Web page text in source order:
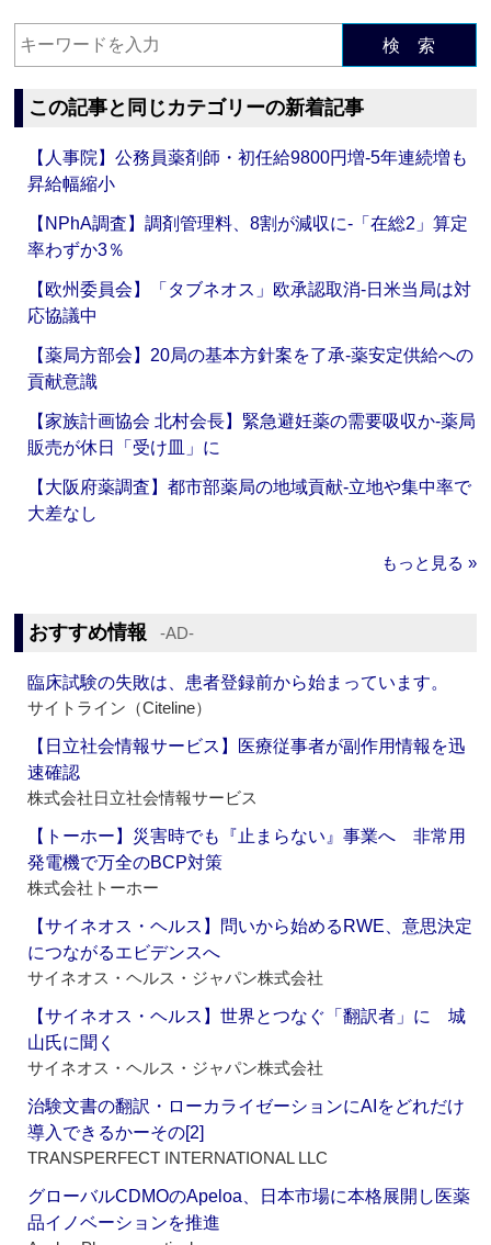
検 索
この記事と同じカテゴリーの新着記事
【人事院】公務員薬剤師・初任給9800円増‐5年連続増も
昇給幅縮小
【NPhA調査】調剤管理料、8割が減収に‐「在総2」算定
率わずか3％
【欧州委員会】「タブネオス」欧承認取消‐日米当局は対
応協議中
【薬局方部会】20局の基本方針案を了承‐薬安定供給への
貢献意識
【家族計画協会 北村会長】緊急避妊薬の需要吸収か‐薬局
販売が休日「受け皿」に
【大阪府薬調査】都市部薬局の地域貢献‐立地や集中率で
大差なし
もっと見る »
おすすめ情報 ‐AD‐
臨床試験の失敗は、患者登録前から始まっています。
サイトライン（Citeline）
【日立社会情報サービス】医療従事者が副作用情報を迅
速確認
株式会社日立社会情報サービス
【トーホー】災害時でも『止まらない』事業へ 非常用
発電機で万全のBCP対策
株式会社トーホー
【サイネオス・ヘルス】問いから始めるRWE、意思決定
につながるエビデンスへ
サイネオス・ヘルス・ジャパン株式会社
【サイネオス・ヘルス】世界とつなぐ「翻訳者」に 城
山氏に聞く
サイネオス・ヘルス・ジャパン株式会社
治験文書の翻訳・ローカライゼーションにAIをどれだけ
導入できるかーその[2]
TRANSPERFECT INTERNATIONAL LLC
グローバルCDMOのApeloa、日本市場に本格展開し医薬
品イノベーションを推進